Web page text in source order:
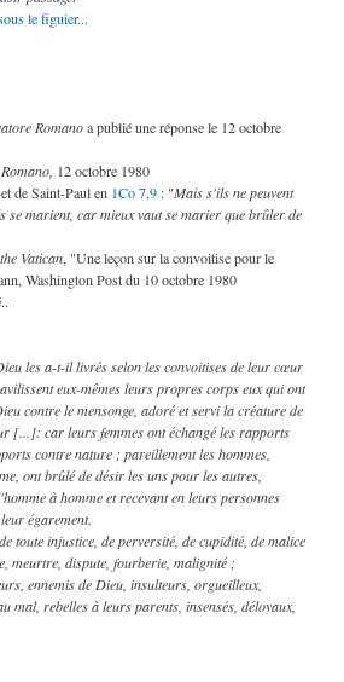
le figuier...
Romanoa publié une réponse le 12 octobre
12 octobre 1980
de Saint-Paul en 1Co 7,9 : "Mais s'ils ne peuvent
se marient, car mieux vaut se marier que brûler de
Vatican, "Une leçon sur la convoitise pour le
Washington Post du 10 octobre 1980
les a-t-il livrés selon les convoitises de leur cœur
eux-mêmes leurs propres corps eux qui ont
contre le mensonge, adoré et servi la créature de
[...]: car leurs femmes ont échangé les rapports
contre nature ; pareillement les hommes,
ont brûlé de désir les uns pour les autres,
à homme et recevant en leurs personnes
égarement.
toute injustice, de perversité, de cupidité, de malice
meurtre, dispute, fourberie, malignité ;
ennemis de Dieu, insulteurs, orgueilleux,
mal, rebelles à leurs parents, insensés, déloyaux,